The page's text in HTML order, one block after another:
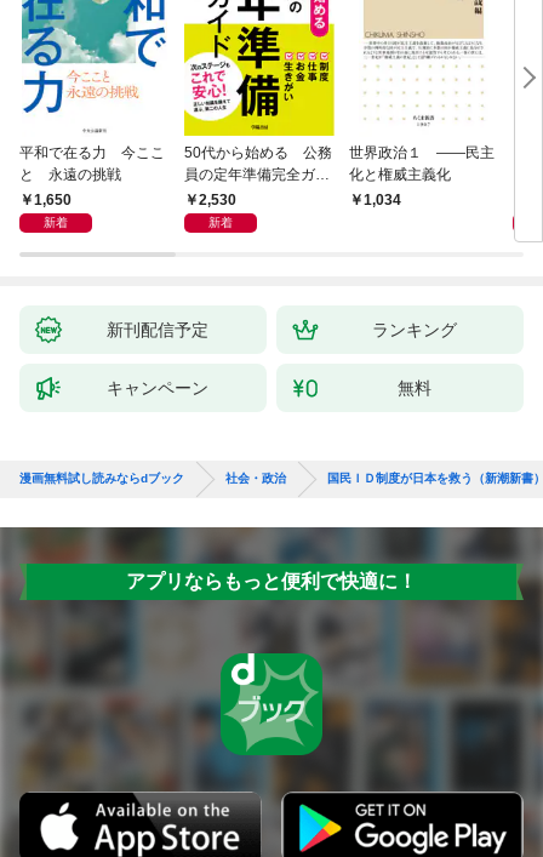
平和で在る力 今ここ
と 永遠の挑戦
1,650
新着
50代から始める 公務
員の定年準備完全ガイ
ド2,530
新着
世界政治１ ――民主
化と権威主義化
1,034
新刊配信予定 ランキング
キャンペーン 無料
漫画無料試し読みならdブック 社会・政治 国民ＩＤ制度が日本を救う（新潮新書
アプリならもっと便利で快適に！